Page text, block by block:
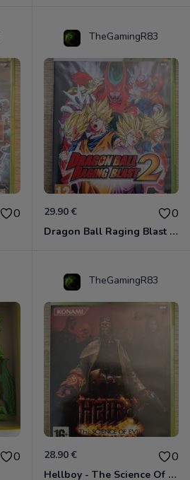
0
TheGamingR83
29.90 € 0
Dragon Ball Raging Blast 2 Xbox 360
0
TheGamingR83
28.90 € 0
Hellboy - The Science Of Evil Xbox 360